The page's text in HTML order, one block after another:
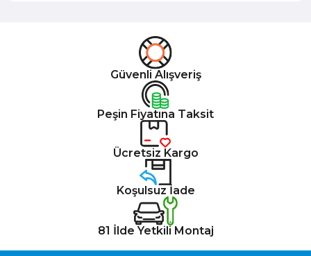
Güvenli Alışveriş
Peşin Fiyatına Taksit
Ücretsiz Kargo
Koşulsuz İade
81 İlde Yetkili Montaj